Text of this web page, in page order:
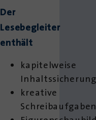
Der
Lesebegleiter
enthält
kapitelweise
Inhaltssicherung
kreative
Schreibaufgaben